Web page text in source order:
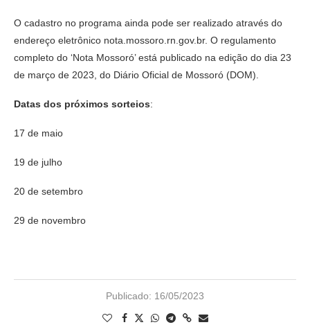
O cadastro no programa ainda pode ser realizado através do
endereço eletrônico nota.mossoro.rn.gov.br. O regulamento
completo do ‘Nota Mossoró’ está publicado na edição do dia 23
de março de 2023, do Diário Oficial de Mossoró (DOM).
Datas dos próximos sorteios:
17 de maio
19 de julho
20 de setembro
29 de novembro
Publicado: 16/05/2023